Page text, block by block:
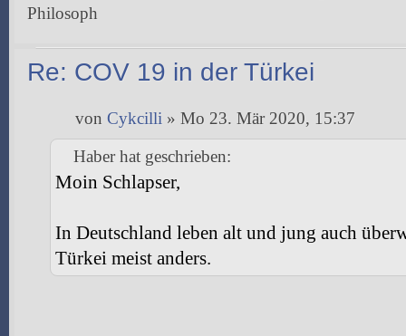
Philosoph
Re: COV 19 in der Türkei
von Cykcilli » Mo 23. Mär 2020, 15:37
Haber hat geschrieben:
Moin Schlapser,
In Deutschland leben alt und jung auch
Türkei meist anders.